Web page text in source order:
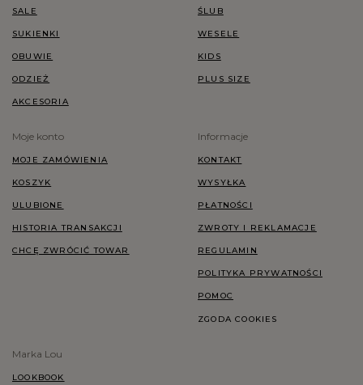
SALE
SUKIENKI
OBUWIE
ODZIEŻ
AKCESORIA
ŚLUB
WESELE
KIDS
PLUS SIZE
Moje konto
MOJE ZAMÓWIENIA
KOSZYK
ULUBIONE
HISTORIA TRANSAKCJI
CHCĘ ZWRÓCIĆ TOWAR
Informacje
KONTAKT
WYSYŁKA
PŁATNOŚCI
ZWROTY I REKLAMACJE
REGULAMIN
POLITYKA PRYWATNOŚCI
POMOC
ZGODA COOKIES
Marka Lou
LOOKBOOK